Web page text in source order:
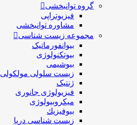
گروه توانبخشی
فیزیوتراپی
مشاوره توانبخشی
مجموعه زیست شناسی
بیوانفورماتیک
بیوتکنولوژی
بیوشیمی
زیست سلولی مولکولی
ژنتیک
فیزیولوژی جانوری
میکروبیولوژی
بيوفيزيك
زیست شناسی دریا